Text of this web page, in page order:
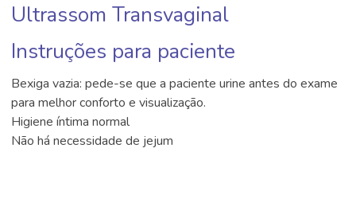
Ultrassom Transvaginal
Instruções para paciente
Bexiga vazia: pede-se que a paciente urine antes do exame
para melhor conforto e visualização.
Higiene íntima normal
Não há necessidade de jejum